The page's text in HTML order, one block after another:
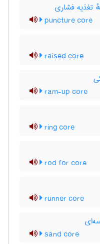
تغذیه فشاری
puncture core
raised core
ram-up core
ring core
rod for core
runner core
sand core